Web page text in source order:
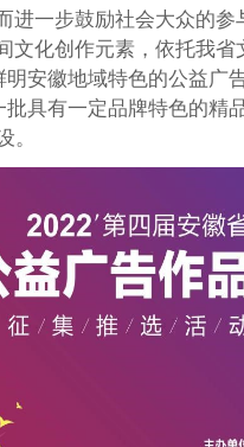
进一步鼓励社会大众的参
文化创作元素，依托我省
安徽地域特色的公益广
具有一定品牌特色的精
。